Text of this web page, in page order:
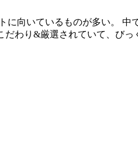
向いているものが多い。
だわり&厳選されていて、びっ